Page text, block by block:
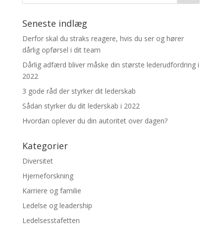
Seneste indlæg
Derfor skal du straks reagere, hvis du ser og hører
dårlig opførsel i dit team
Dårlig adfærd bliver måske din største lederudfordring i
2022
3 gode råd der styrker dit lederskab
Sådan styrker du dit lederskab i 2022
Hvordan oplever du din autoritet over dagen?
Kategorier
Diversitet
Hjerneforskning
Karriere og familie
Ledelse og leadership
Ledelsesstafetten